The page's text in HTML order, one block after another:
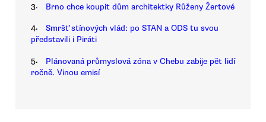
3. Brno chce koupit dům architektky Růženy Žertové
4.
Smršť stínových vlád: po STAN a ODS tu svou
představili i Piráti
5.
Plánovaná průmyslová zóna v Chebu zabije pět lidí
ročně. Vinou emisí